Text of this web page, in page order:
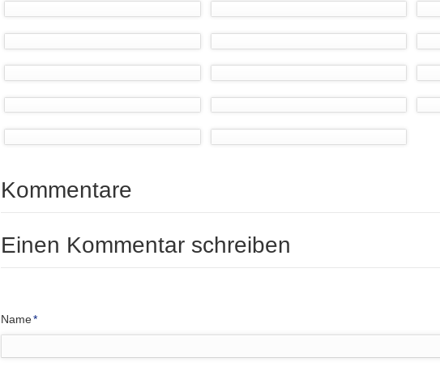
Kommentare
Einen Kommentar schreiben
Pflichtfeld
Name*